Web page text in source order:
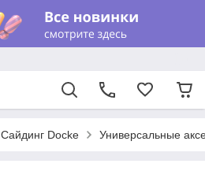
Сайдинг Docke Универсальные